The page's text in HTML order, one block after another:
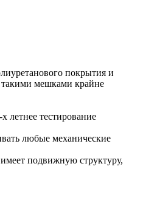
покрытия и
мешками крайне
летнее тестирование
любые механические
подвижную структуру,